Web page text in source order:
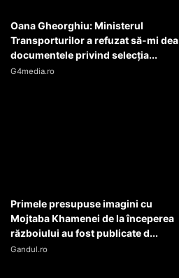
Oana Gheorghiu: Ministerul
Transporturilor a refuzat să-mi dea
documentele privind selecția...
G4media.ro
Primele presupuse imagini cu
Mojtaba Khamenei de la începerea
războiului au fost publicate d...
Gandul.ro